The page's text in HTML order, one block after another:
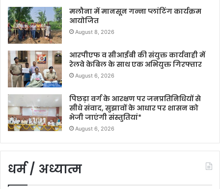
मलौना में मानसून गन्ना प्लांटिंग कार्यक्रम
आयोजित
August 8, 2026
आरपीएफ व सीआईबी की संयुक्त कार्यवाही में
रेलवे केबिल के साथ एक अभियुक्त गिरफ्तार
August 6, 2026
पिछड़ा वर्ग के आरक्षण पर जनप्रतिनिधियों से
सीधे संवाद, सुझावों के आधार पर शासन को
भेजी जाएंगी संस्तुतियां*
August 6, 2026
धर्म / अध्यात्म